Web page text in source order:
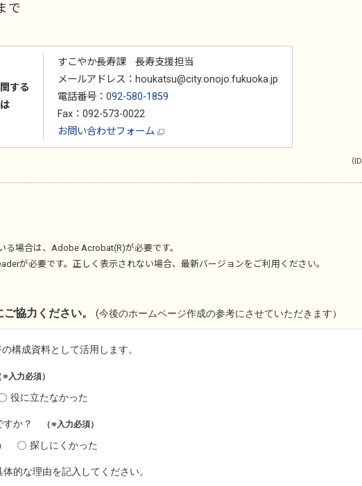
で
する
すこやか長寿課 長寿支援担当
メールアドレス：houkatsu@city.onojo.fukuoka.jp
電話番号： 092-580-1859
Fax：092-573-0022
お問い合わせフォーム
（
場合は、 Adobe Acrobat(R)が必要です。
が必要です。正しく表示されない場合、最新バージョンをご利用ください。